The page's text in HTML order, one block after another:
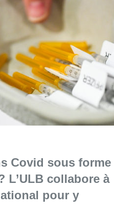
"Stockage et distribution
Covid sous forme
L’ULB collabore à
pour y